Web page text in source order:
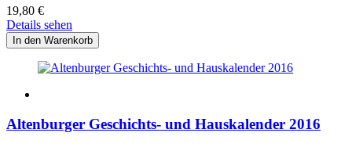
19,80 €
Details sehen
Altenburger Geschichts- und Hauskalender 2016